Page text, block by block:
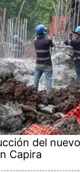
del
Capira